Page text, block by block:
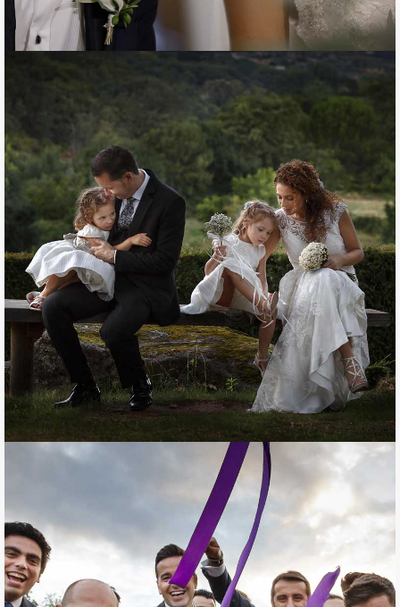
Álbum de boda
LA BODA DE RAQUEL Y SUSI
Unas Damas de Honor muy especiales